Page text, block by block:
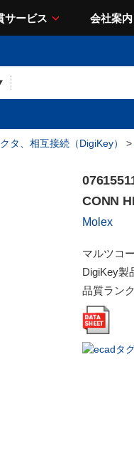
サービス 会社案内
タ、相互接続（DigiKey） >
CONN
Molex
マルツコ
DigiKey製
品質ランク